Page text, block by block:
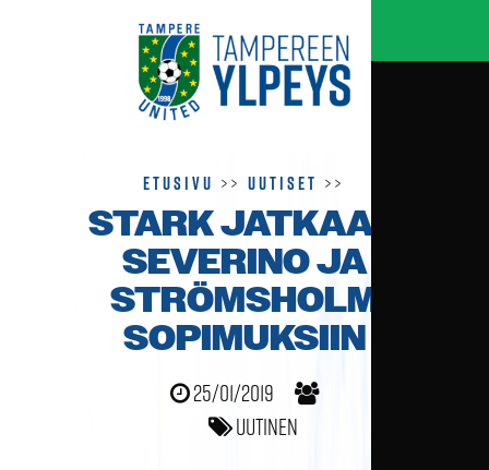
Etusivu >>Uutiset >>
STARK JATKAA –
SEVERINO JA
STRÖMSHOLM
SOPIMUKSIIN
25/01/2019
Uutinen